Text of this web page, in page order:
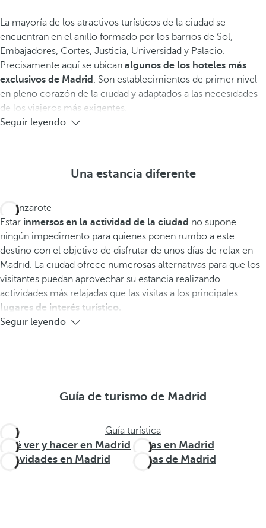
La mayoría de los atractivos turísticos de la ciudad se
encuentran en el anillo formado por los barrios de Sol,
Embajadores, Cortes, Justicia, Universidad y Palacio.
Precisamente aquí se ubican algunos de los hoteles más
exclusivos de Madrid . Son establecimientos de primer nivel
en pleno corazón de la ciudad y adaptados a las necesidades
de los viajeros más exigentes.
Seguir leyendo
Una estancia diferente
Estar inmersos en la actividad de la ciudad no supone
ningún impedimento para quienes ponen rumbo a este
destino con el objetivo de disfrutar de unos días de relax en
Madrid. La ciudad ofrece numerosas alternativas para que los
visitantes puedan aprovechar su estancia realizando
actividades más relajadas que las visitas a los principales
lugares de interés turístico.
Seguir leyendo
Guía de turismo de Madrid
Guía turística
Qué ver y hacer en Madrid
Rutas en Madrid
Actividades en Madrid
Zonas de Madrid